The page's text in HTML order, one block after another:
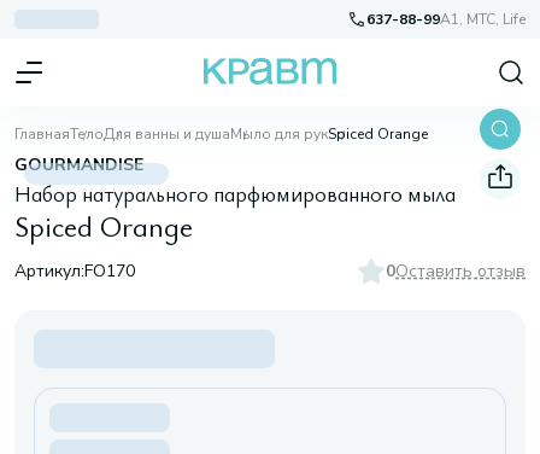
637-88-99A1, МТС, Life
ГлавнаяТелоДля ванны и душаМыло для рукSpiced Orange
GOURMANDISE
Набор натурального парфюмированного мыла
Spiced Orange
Артикул:FO170 0Оставить отзыв